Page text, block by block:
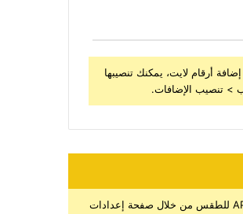
أرقام لايت، يمكنك تنصيبها
> تنصيب الإضافات.
يجب عليك إضافة مفتاح API للطقس من خلال صفحة إعدادات